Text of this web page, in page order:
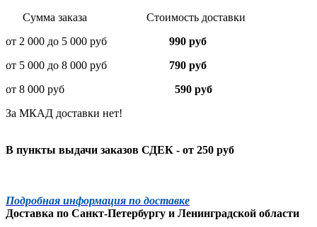
Сумма заказа Стоимость доставки
от 2 000 до 5 000 руб
990 руб
от 5 000 до 8 000 руб 790 руб
от 8 000 руб 590 руб
За МКАД доставки нет!
В пункты выдачи заказов СДЕК - от 250 руб
Подробная информация по доставке
Доставка по Санкт-Петербургу и Ленинградской области